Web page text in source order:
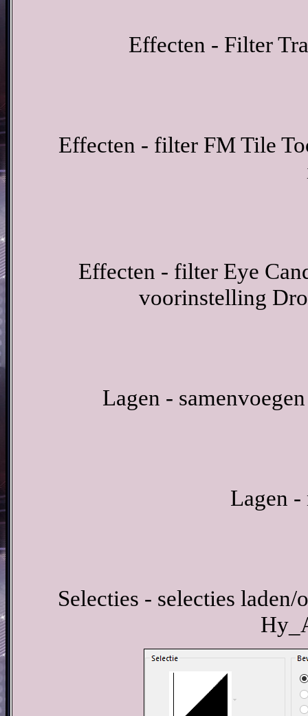
Effecten - Filter
Effecten - filter FM Tile
Effecten - filter Eye
voorinstelling
Lagen -
Lagen -
Selecties - selecties